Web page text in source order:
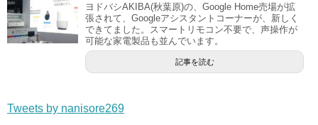
ヨドバシAKIBA(秋葉原)の、Google Home売場が拡
張されて、Googleアシスタントコーナーが、新しく
できてました。スマートリモコン不要で、声操作が
可能な家電製品も並んでいます。
記事を読む
Tweets by nanisore269